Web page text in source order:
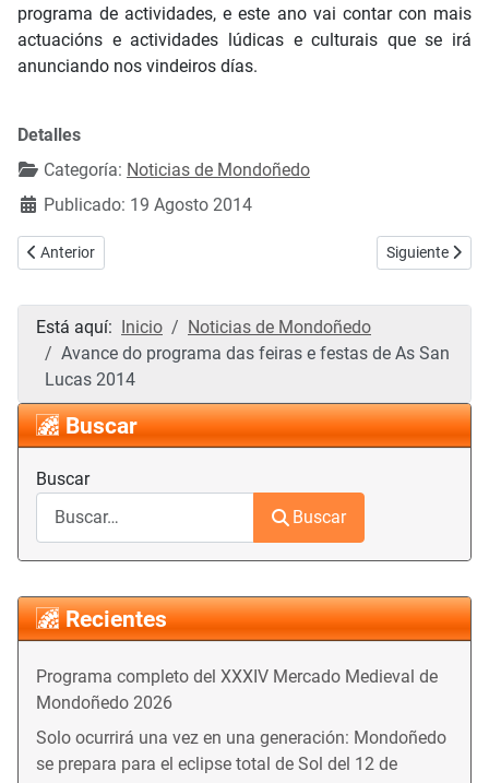
programa de actividades, e este ano vai contar con mais
actuacións e actividades lúdicas e culturais que se irá
anunciando nos vindeiros días.
Detalles
Categoría: Noticias de Mondoñedo
Publicado: 19 Agosto 2014
Artículo anterior: A Feira das Carmiñas se celebrará este domingo
Anterior Artículo
Siguiente
Está aquí: Inicio
Noticias de Mondoñedo
Avance do programa das feiras e festas de As San
Lucas 2014
Buscar
Buscar
Buscar
Recientes
Programa completo del XXXIV Mercado Medieval de
Mondoñedo 2026
Solo ocurrirá una vez en una generación: Mondoñedo
se prepara para el eclipse total de Sol del 12 de